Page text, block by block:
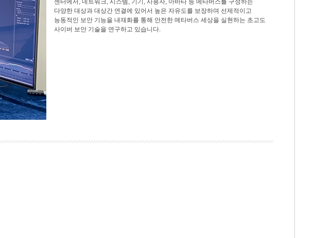
센터에서, 네트워크, 시스템, 기기, 사용자, 아바타 등 메타버스를 구성하는
다양한 대상과 대상간 연결에 있어서 높은 자유도를 보장하며 선제적이고
능동적인 보안 기능을 내재화를 통해 안전한 메타버스 세상을 실현하는 초고도
사이버 보안 기술을 연구하고 있습니다.